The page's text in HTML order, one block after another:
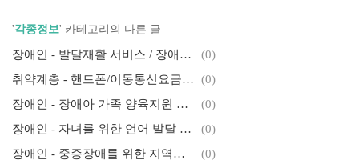
'각종정보' 카테고리의 다른 글
장애인 - 발달재활 서비스 / 장애아동을 위한 지원 정책
(0)
취약계층 - 핸드폰/이동통신요금 감면/할인 정책
(0)
장애인 - 장애아 가족 양육지원 서비스
(0)
장애인 - 자녀를 위한 언어 발달 지원사업
(0)
장애인 - 중증장애를 위한 지역맞춤형 취업지원 사업
(0)